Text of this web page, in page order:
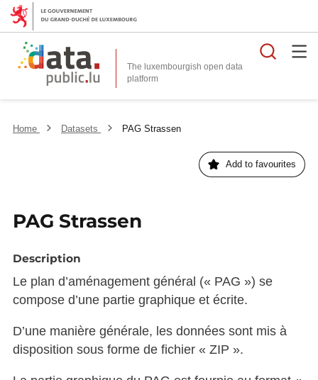
The luxembourgish open data
platform
Home Datasets PAG Strassen
Add to favourites
PAG Strassen
Description
Le plan d’aménagement général (« PAG ») se
compose d’une partie graphique et écrite.
D’une manière générale, les données sont mis à
disposition sous forme de fichier « ZIP ».